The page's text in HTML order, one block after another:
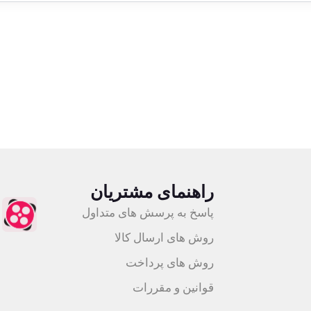
راهنمای مشتریان
پاسخ به پرسش های متداول
روش های ارسال کالا
روش های پرداخت
قوانین و مقررات